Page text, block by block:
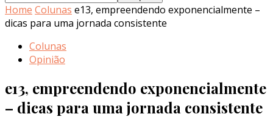
Home Colunas e13, empreendendo exponencialmente –
dicas para uma jornada consistente
Colunas
Opinião
e13, empreendendo exponencialmente
– dicas para uma jornada consistente